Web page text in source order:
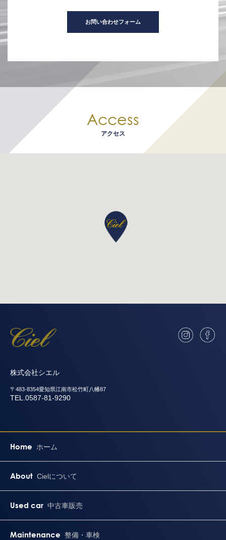
お問い合わせフォーム
Access
アクセス
株式会社シエル
〒483-8354愛知県江南市松竹町八幡87
TEL.0587-81-9290
Home ホーム
About Cielについて
Used car 中古車販売
Maintenance 整備・車検